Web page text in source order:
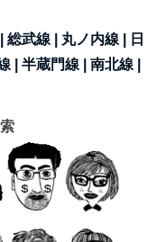
|総武線 | 丸ノ内線 |
日
|半蔵門線 |南北線 |